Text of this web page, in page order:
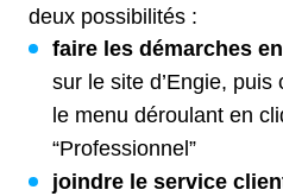
deux possibilités :
faire les démarches
sur le site d’Engie,
le menu déroulant en
“Professionnel”
joindre le service